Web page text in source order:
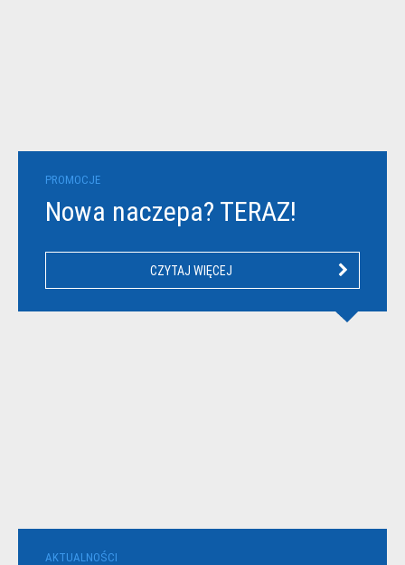
PROMOCJE
Nowa naczepa? TERAZ!
CZYTAJ WIĘCEJ
AKTUALNOŚCI